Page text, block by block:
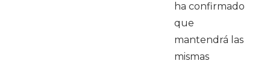
ha confirmado
que
mantendrá las
mismas